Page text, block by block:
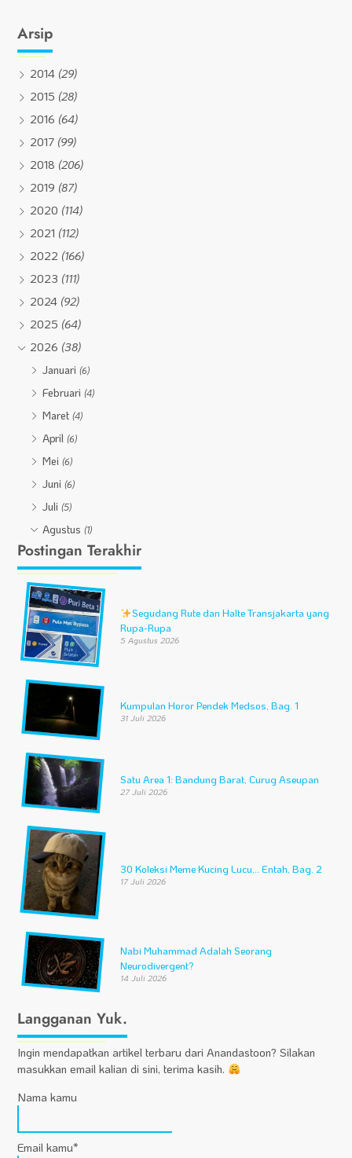
Arsip
2014 (29)
2015 (28)
2016 (64)
2017 (99)
2018 (206)
2019 (87)
2020 (114)
2021 (112)
2022 (166)
2023 (111)
2024 (92)
2025 (64)
2026 (38)
Januari(6)
Februari(4)
Maret(4)
April(6)
Mei(6)
Juni(6)
Juli(5)
Agustus(1)
Postingan Terakhir
Segudang Rute dan Halte Transjakarta yang
Rupa-Rupa
5 Agustus 2026
Kumpulan Horor Pendek Medsos, Bag. 1
31 Juli 2026
Satu Area 1: Bandung Barat, Curug Aseupan
27 Juli 2026
30 Koleksi Meme Kucing Lucu… Entah, Bag. 2
17 Juli 2026
Nabi Muhammad Adalah Seorang
Neurodivergent?
14 Juli 2026
Langganan Yuk.
Ingin mendapatkan artikel terbaru dari Anandastoon? Silakan
masukkan email kalian di sini, terima kasih.
Nama kamu
Email kamu*